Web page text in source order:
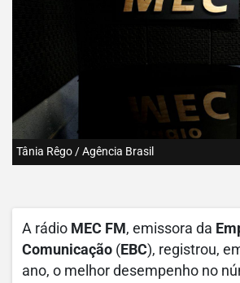
Tânia Rêgo / Agência Brasil
A rádio MEC FM , emissora da
Comunicação (EBC), registrou,
ano, o melhor desempenho no